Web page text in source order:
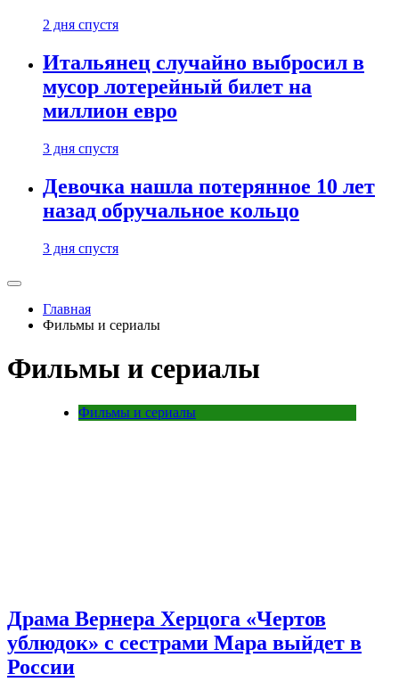
2 дня спустя
Итальянец случайно выбросил в
мусор лотерейный билет на
миллион евро
3 дня спустя
Девочка нашла потерянное 10 лет
назад обручальное кольцо
3 дня спустя
Главная
Фильмы и сериалы
Фильмы и сериалы
Фильмы и сериалы
Драма Вернера Херцога «Чертов
ублюдок» с сестрами Мара выйдет в
России